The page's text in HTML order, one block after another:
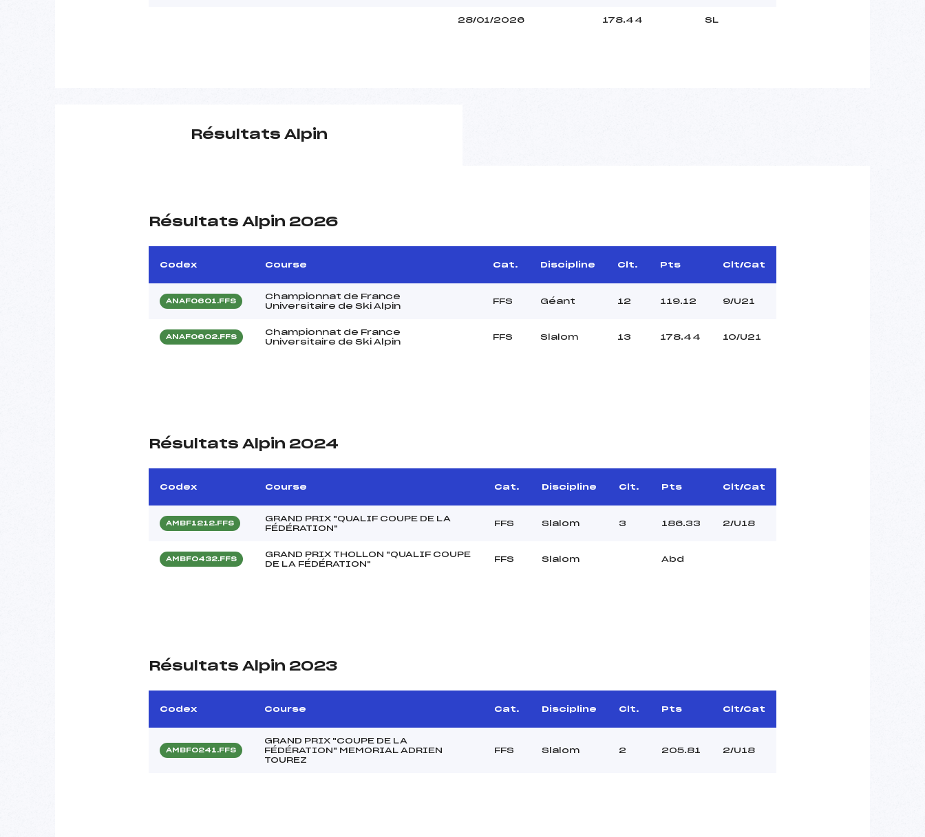
28/01/2026 178.44 SL
Résultats Alpin
Résultats Alpin 2026
Codex Course Cat. Discipline Clt. Pts Clt/Cat
ANAF0601.FFS
Championnat de France
Universitaire de Ski Alpin
FFS Géant 12 119.12 9/U21
ANAF0602.FFS
Championnat de France
Universitaire de Ski Alpin
FFS Slalom 13 178.44 10/U21
Résultats Alpin 2024
Codex Course Cat. Discipline Clt. Pts Clt/Cat
AMBF1212.FFS
GRAND PRIX "QUALIF COUPE DE LA
FÉDÉRATION"
FFS Slalom 3 186.33 2/U18
AMBF0432.FFS
GRAND PRIX THOLLON "QUALIF COUPE
DE LA FÉDÉRATION"
FFS Slalom Abd
Résultats Alpin 2023
Codex Course Cat. Discipline Clt. Pts Clt/Cat
AMBF0241.FFS
GRAND PRIX "COUPE DE LA
FÉDÉRATION" MEMORIAL ADRIEN
TOUREZ
FFS Slalom 2 205.81 2/U18